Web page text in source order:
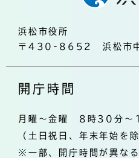
浜松市役所
〒430-8652 浜松市
開庁時間
月曜～金曜 8時30分
（土日祝日、年末年始を除
※一部、開庁時間が異な